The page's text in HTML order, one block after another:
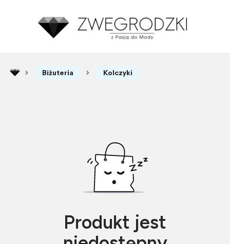
Biżuteria Kolczyki
Produkt jest